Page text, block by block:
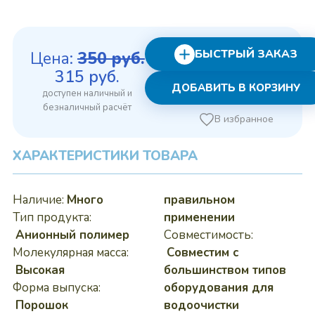
Цена: 350руб.
Первоначальная
цена
составляла
315 руб. Текущая
цена:
315 руб..
ДОБАВИТЬ В КОРЗИНУ
БЫСТРЫЙ ЗАКАЗ
В избранное
ХАРАКТЕРИСТИКИ ТОВАРА
Наличие: Много
Тип продукта:
Анионный полимер
Молекулярная масса:
Высокая
Форма выпуска:
Порошок
правильном
применении
Совместимость:
Совместим с
большинством типов
оборудования для
водоочистки